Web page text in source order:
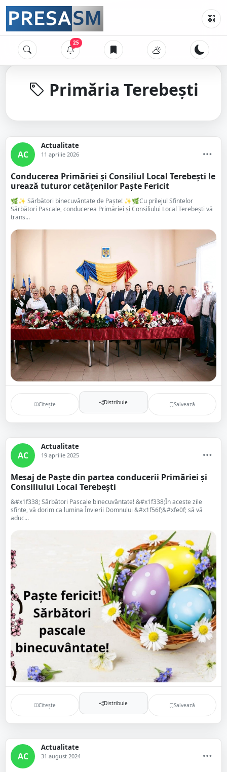
25
Primăria Terebești
AC
Actualitate
11 aprilie 2026
Conducerea Primăriei și Consiliul Local Terebești le
urează tuturor cetățenilor Paște Fericit
🌿✨ Sărbători binecuvântate de Paște! ✨🌿Cu prilejul Sfintelor
Sărbători Pascale, conducerea Primăriei și Consiliului Local Terebești vă
trans...
Citește Distribuie Salvează
AC
Actualitate
19 aprilie 2025
Mesaj de Paște din partea conducerii Primăriei și
Consiliului Local Terebești
&#x1f338; Sărbători Pascale binecuvântate! &#x1f338;În aceste zile
sfinte, vă dorim ca lumina Învierii Domnului &#x1f56f;&#xfe0f; să vă
aduc...
Citește Distribuie Salvează
AC
Actualitate
31 august 2024